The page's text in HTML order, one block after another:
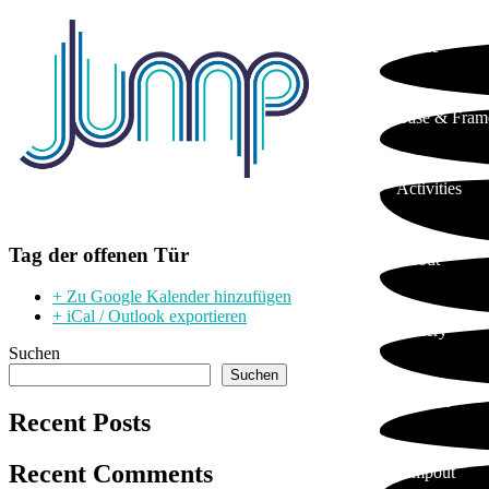
Home
Base &
Activities
About
Gallery
Jumpout
Tag der offenen Tür
+ Zu Google Kalender hinzufügen
+ iCal / Outlook exportieren
Suchen
Suchen
Recent Posts
Recent Comments